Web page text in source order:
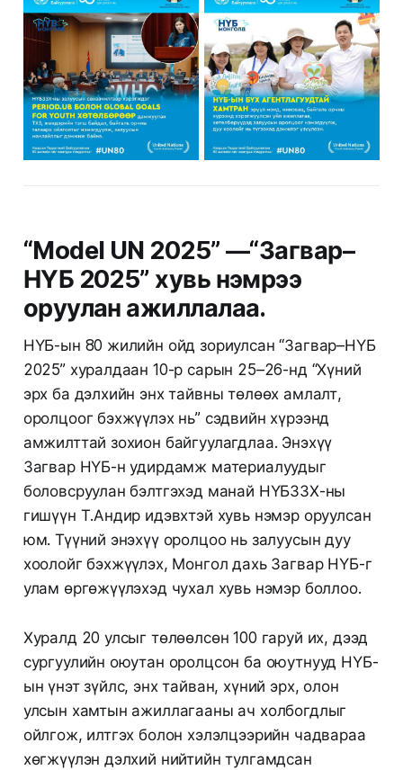
“Model UN 2025” —“Загвар–
НҮБ 2025” хувь нэмрээ
оруулан ажиллалаа.
НҮБ-ын 80 жилийн ойд зориулсан “Загвар–НҮБ
2025” хуралдаан 10-р сарын 25–26-нд “Хүний
эрх ба дэлхийн энх тайвны төлөөх амлалт,
оролцоог бэхжүүлэх нь” сэдвийн хүрээнд
амжилттай зохион байгуулагдлаа. Энэхүү
Загвар НҮБ-н удирдамж материалуудыг
боловсруулан бэлтгэхэд манай НҮБЗЗХ-ны
гишүүн Т.Андир идэвхтэй хувь нэмэр оруулсан
юм. Түүний энэхүү оролцоо нь залуусын дуу
хоолойг бэхжүүлэх, Монгол дахь Загвар НҮБ-г
улам өргөжүүлэхэд чухал хувь нэмэр боллоо.
Хуралд 20 улсыг төлөөлсөн 100 гаруй их, дээд
сургуулийн оюутан оролцсон ба оюутнууд НҮБ-
ын үнэт зүйлс, энх тайван, хүний эрх, олон
улсын хамтын ажиллагааны ач холбогдлыг
ойлгож, илтгэх болон хэлэлцээрийн чадвараа
хөгжүүлэн дэлхий нийтийн тулгамдсан